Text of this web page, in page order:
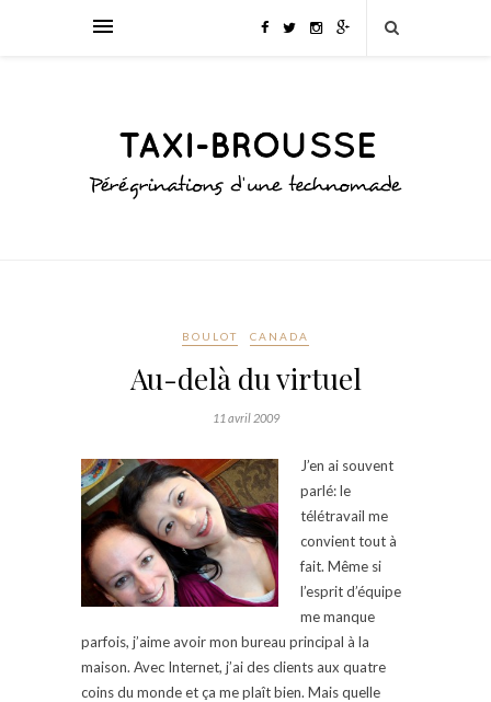
BOULOT CANADA
Au-delà du virtuel
11 avril 2009
J’en ai souvent
parlé: le
télétravail me
convient tout à
fait. Même si
l’esprit d’équipe
me manque
parfois, j’aime avoir mon bureau principal à la
maison. Avec Internet, j’ai des clients aux quatre
coins du monde et ça me plaît bien. Mais quelle